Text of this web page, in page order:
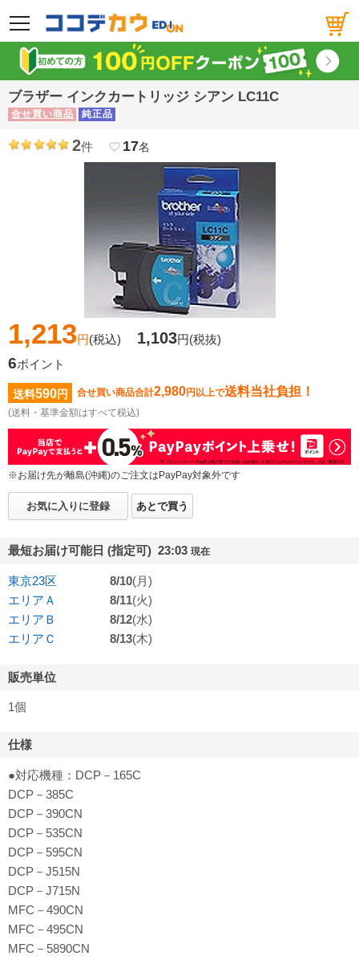
メニュー
ブラザー インクカートリッジ シアン LC11C
合せ買い商品 純正品
2件 favorite_border 17名
1,213円(税込) 1,103円(税抜)
6ポイント
送料590円 合せ買い商品合計2,980円以上で送料当社負担！
(送料・基準金額はすべて税込)
※お届け先が離島(沖縄)のご注文はPayPay対象外です
お気に入りに登録 あとで買う
最短お届け可能日 (指定可) 23:03 現在
東京23区 8/10(月)
エリアＡ
8/11(火)
エリアＢ
8/12(水)
エリアＣ
8/13(木)
販売単位
1個
仕様
●対応機種：DCP－165C
DCP－385C
DCP－390CN
DCP－535CN
DCP－595CN
DCP－J515N
DCP－J715N
MFC－490CN
MFC－495CN
MFC－5890CN